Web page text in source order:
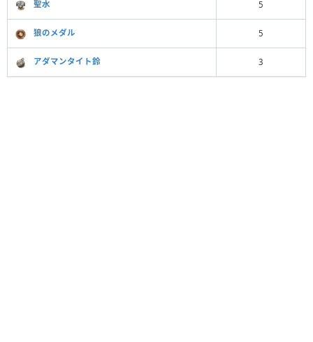
聖水 5
狼のメダル 5
アダマンタイト鈴 3